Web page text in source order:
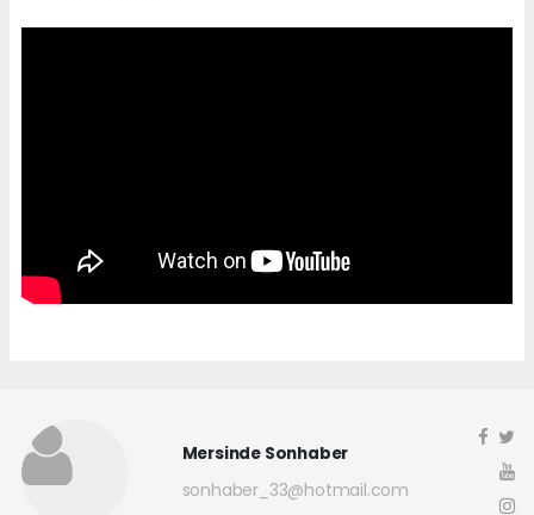
Mersinde Sonhaber
sonhaber_33@hotmail.com